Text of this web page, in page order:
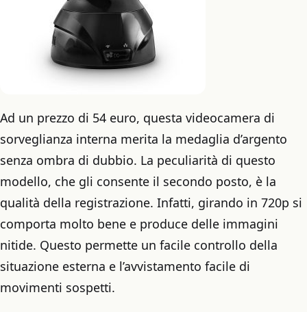
Ad un prezzo di 54 euro, questa videocamera di
sorveglianza interna merita la medaglia d’argento
senza ombra di dubbio. La peculiarità di questo
modello, che gli consente il secondo posto, è la
qualità della registrazione. Infatti, girando in 720p si
comporta molto bene e produce delle immagini
nitide. Questo permette un facile controllo della
situazione esterna e l’avvistamento facile di
movimenti sospetti.